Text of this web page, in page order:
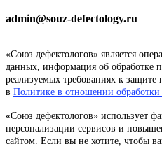
admin@souz-defectology.ru
«Союз дефектологов» является
данных, информация об обработке
реализуемых требованиях к
в Политике в отношении обработки
«Союз дефектологов» использует
персонализации сервисов и
сайтом. Если вы не хотите, чтобы